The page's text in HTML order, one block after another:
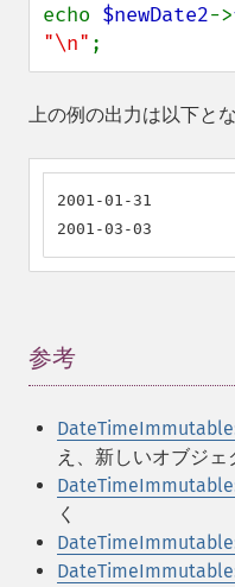
echo $newDate2->
"\n" ;
上の例の出力は以下とな
2001-01-31
2001-03-03
参考
え、新しいオブジェ
く